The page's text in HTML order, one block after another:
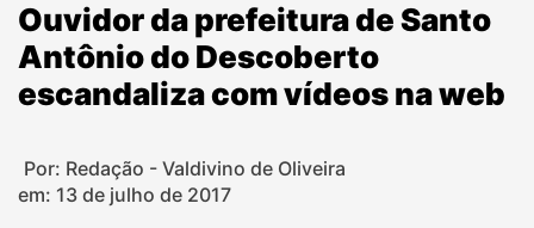
Ouvidor da prefeitura de Santo
Antônio do Descoberto
escandaliza com vídeos na web
Por: Redação - Valdivino de Oliveira
em: 13 de julho de 2017